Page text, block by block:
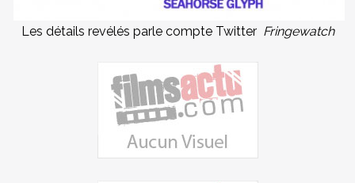
Les détails revélés parle compte Twitter Fringewatch